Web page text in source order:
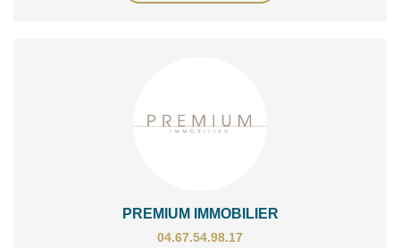
PREMIUM IMMOBILIER
04.67.54.98.17